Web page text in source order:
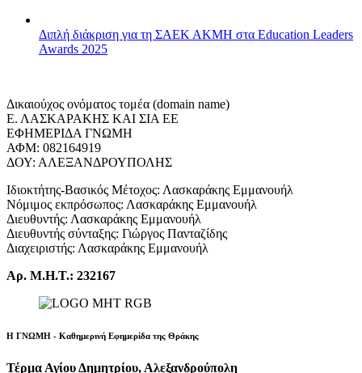
Διπλή διάκριση για τη ΣΑΕΚ ΑΚΜΗ στα Education Leaders
Awards 2025
Δικαιούχος ονόματος τομέα (domain name)
Ε. ΛΑΣΚΑΡΑΚΗΣ ΚΑΙ ΣΙΑ ΕΕ
ΕΦΗΜΕΡΙΔΑ ΓΝΩΜΗ
ΑΦΜ: 082164919
ΔΟΥ: ΑΛΕΞΑΝΔΡΟΥΠΟΛΗΣ
Ιδιοκτήτης-Βασικός Μέτοχος: Λασκαράκης Εμμανουήλ
Νόμιμος εκπρόσωπος: Λασκαράκης Εμμανουήλ
Διευθυντής: Λασκαράκης Εμμανουήλ
Διευθυντής σύνταξης: Γιώργος Πανταζίδης
Διαχειριστής: Λασκαράκης Εμμανουήλ
Αρ. Μ.Η.Τ.: 232167
Η ΓΝΩΜΗ - Καθημερινή Εφημερίδα της Θράκης
Τέρμα Αγίου Δημητρίου, Αλεξανδρούπολη